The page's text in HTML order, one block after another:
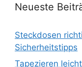
Neueste
Steckdosen
Sicherheitstipps
Tapezieren